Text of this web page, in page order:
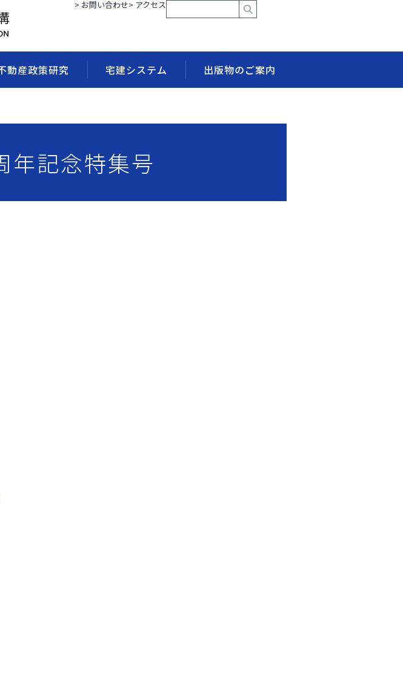
> お問い合わせ> アクセス
動産政策研究 宅建システム 出版物のご案内
年記念特集号